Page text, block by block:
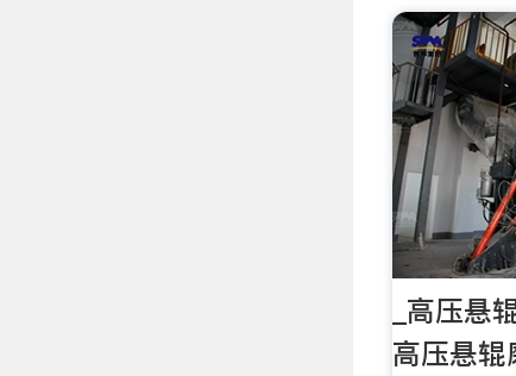
_高压悬
高压悬